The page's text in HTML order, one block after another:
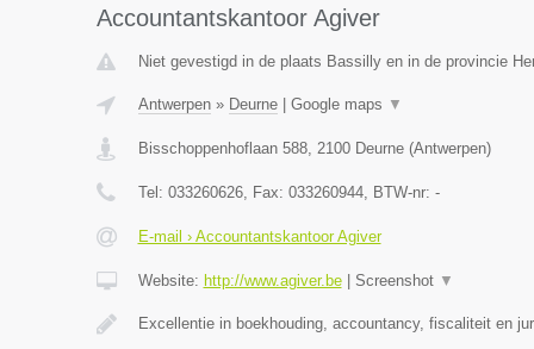
Accountantskantoor Agiver
Niet gevestigd in de plaats Bassilly en in de provincie
Antwerpen» Deurne| Google maps ▼
Bisschoppenhoflaan 588, 2100 Deurne(Antwerpen)
Tel: 033260626, Fax: 033260944, BTW-nr: -
E-mail › Accountantskantoor Agiver
Website: http://www.agiver.be| Screenshot ▼
Excellentie in boekhouding, accountancy, fiscaliteit en